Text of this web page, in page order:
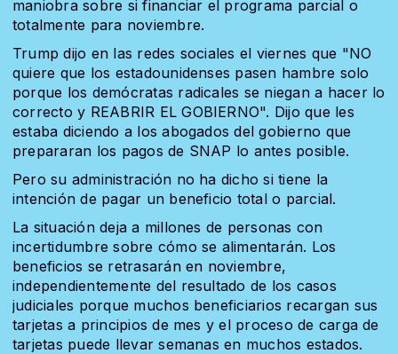
maniobra sobre si financiar el programa parcial o
totalmente para noviembre.
Trump dijo en las redes sociales el viernes que "NO
quiere que los estadounidenses pasen hambre solo
porque los demócratas radicales se niegan a hacer lo
correcto y REABRIR EL GOBIERNO". Dijo que les
estaba diciendo a los abogados del gobierno que
prepararan los pagos de SNAP lo antes posible.
Pero su administración no ha dicho si tiene la
intención de pagar un beneficio total o parcial.
La situación deja a millones de personas con
incertidumbre sobre cómo se alimentarán. Los
beneficios se retrasarán en noviembre,
independientemente del resultado de los casos
judiciales porque muchos beneficiarios recargan sus
tarjetas a principios de mes y el proceso de carga de
tarjetas puede llevar semanas en muchos estados.